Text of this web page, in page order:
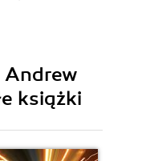
książki